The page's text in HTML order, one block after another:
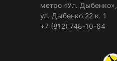
метро «Ул. Дыбенко»,
ул. Дыбенко 22 к. 1
+7 (812) 748-10-64